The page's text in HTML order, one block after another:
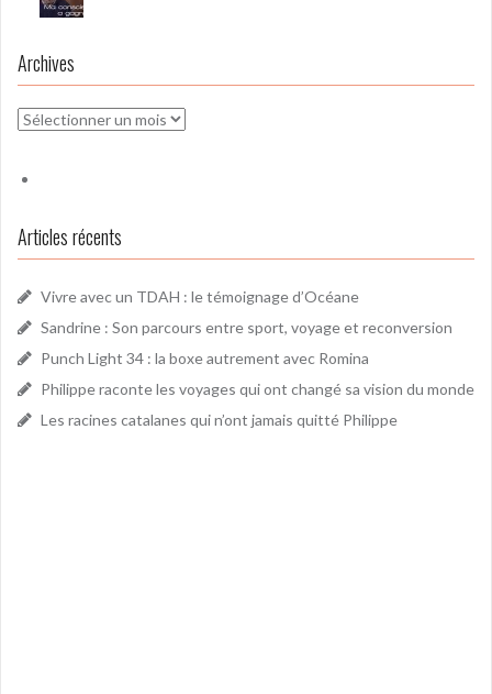
Archives
Archives
Articles récents
Vivre avec un TDAH : le témoignage d’Océane
Sandrine : Son parcours entre sport, voyage et reconversion
Punch Light 34 : la boxe autrement avec Romina
Philippe raconte les voyages qui ont changé sa vision du monde
Les racines catalanes qui n’ont jamais quitté Philippe